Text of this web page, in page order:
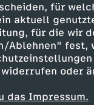
für
aktuell
für die wir
Ablehnen" fest,
oder
das Impressum.